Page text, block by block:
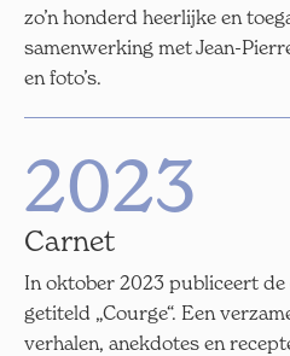
zo’n honderd heerlijke en
samenwerking met Jean-
en foto’s.
2023
Carnet
In oktober 2023 publiceert
getiteld „Courge“. Een
verhalen, anekdotes en